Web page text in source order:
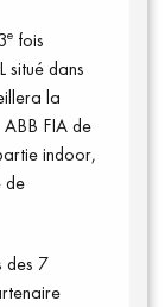
e fois
situé dans
la
FIA de
indoor,
de
des 7